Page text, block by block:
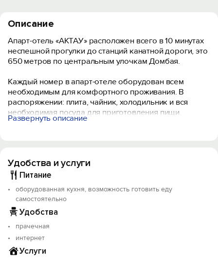
Описание
Апарт-отель «АКТАУ» расположен всего в 10 минутах
неспешной прогулки до станций канатной дороги, это
650 метров по центральным улочкам Домбая.
Каждый номер в апарт-отеле оборудован всем
необходимым для комфортного проживания. В
распоряжении: плита, чайник, холодильник и вся
необходимая посуда для приготовления пищи.
- от ж/д станции «Невинномысская»;
- от ж/д станции «Минеральные воды»;
Экскурсии и развлечения:
- джиппинг;
- конные прогулки;
- гид по пешим маршрутам;
- автомобильные экскурсии.
Развернуть описание
Удобства и услуги
Питание
оборудованная кухня, возможность готовить еду
самостоятельно
Удобства
прачечная
интернет
Услуги